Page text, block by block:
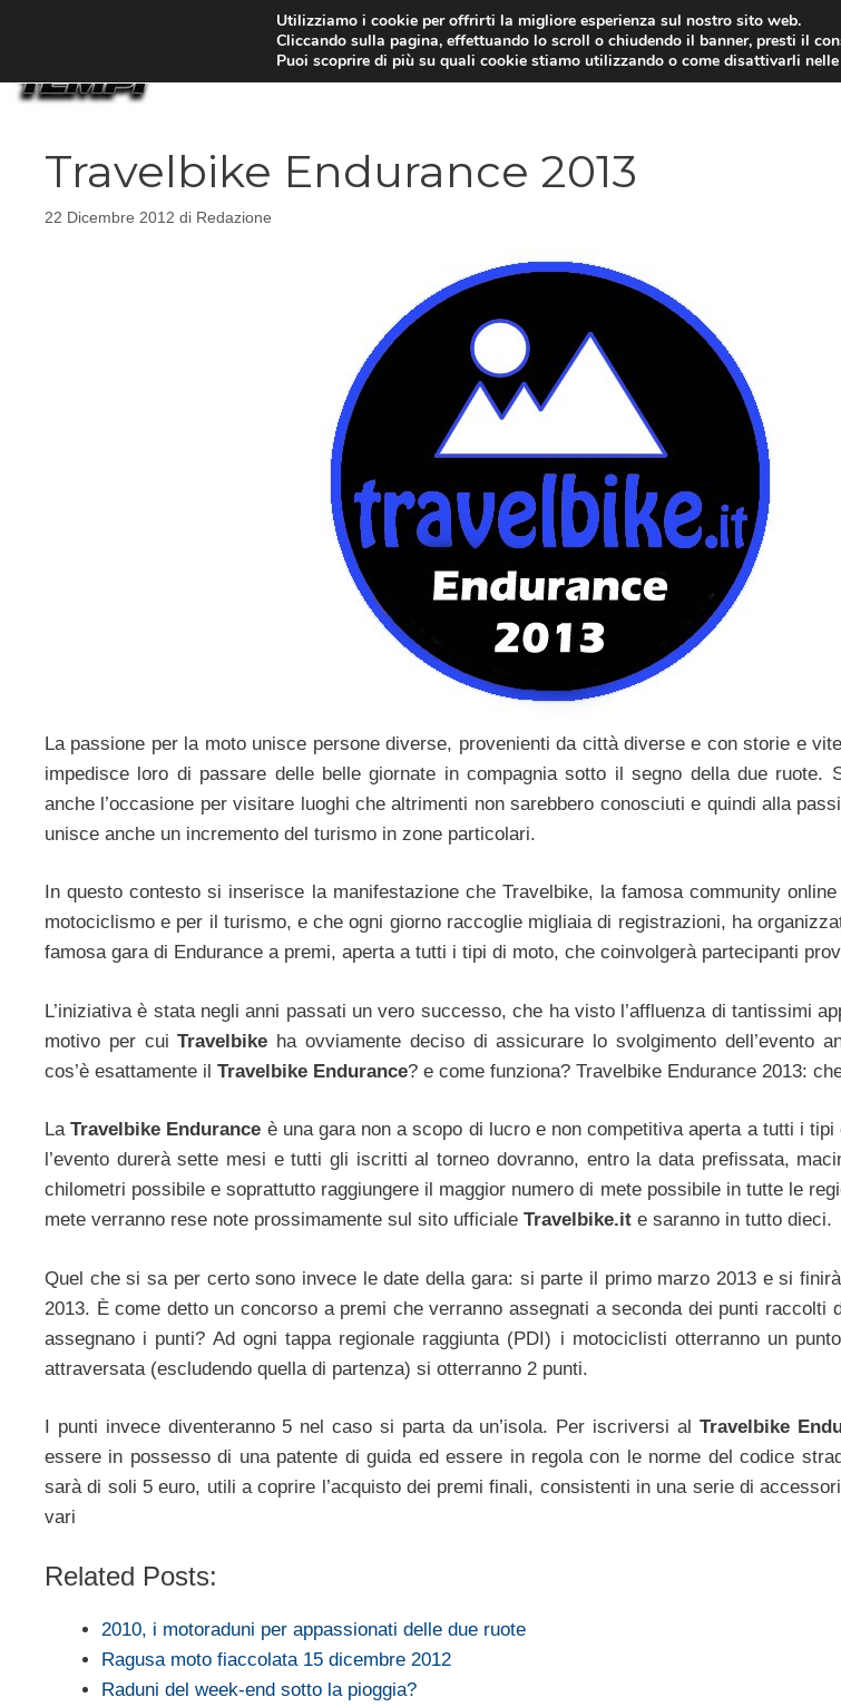
Travelbike Endurance 2013
22 Dicembre 2012 di Redazione
La passione per la moto unisce persone diverse, provenienti da città diverse e con storie e
impedisce loro di passare delle belle giornate in compagnia sotto il segno della due ruote.
anche l’occasione per visitare luoghi che altrimenti non sarebbero conosciuti e quindi alla
unisce anche un incremento del turismo in zone particolari.
In questo contesto si inserisce la manifestazione che Travelbike, la famosa community
motociclismo e per il turismo, e che ogni giorno raccoglie migliaia di registrazioni, ha
famosa gara di Endurance a premi, aperta a tutti i tipi di moto, che coinvolgerà partecipanti
L’iniziativa è stata negli anni passati un vero successo, che ha visto l’affluenza di tantissimi
motivo per cuiTravelbike ha ovviamente deciso di assicurare lo svolgimento dell’evento
cos’è esattamente il Travelbike Endurance? e come funziona? Travelbike Endurance 2013:
LaTravelbike Endurance è una gara non a scopo di lucro e non competitiva aperta a tutti i
l’evento durerà sette mesi e tutti gli iscritti al torneo dovranno, entro la data prefissata,
chilometri possibile e soprattutto raggiungere il maggior numero di mete possibile in tutte le
mete verranno rese note prossimamente sul sito ufficiale Travelbike.it e saranno in tutto dieci.
Quel che si sa per certo sono invece le date della gara: si parte il primo marzo 2013 e si
2013. È come detto un concorso a premi che verranno assegnati a seconda dei punti raccolti
assegnano i punti? Ad ogni tappa regionale raggiunta (PDI) i motociclisti otterranno un
attraversata (escludendo quella di partenza) si otterranno 2 punti.
I punti invece diventeranno 5 nel caso si parta da un’isola. Per iscriversi al Travelbike
essere in possesso di una patente di guida ed essere in regola con le norme del codice
sarà di soli 5 euro, utili a coprire l’acquisto dei premi finali, consistenti in una serie di
vari
Related Posts:
2010, i motoraduni per appassionati delle due ruote
Ragusa moto fiaccolata 15 dicembre 2012
Raduni del week-end sotto la pioggia?
Utilizziamo i cookie per offrirti la migliore esperienza sul nostro sito web.
Cliccando sulla pagina, effettuando lo scroll o chiudendo il banner, presti il
Puoi scoprire di più su quali cookie stiamo utilizzando o come disattivarli